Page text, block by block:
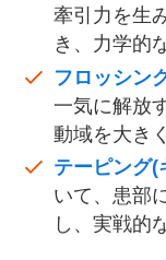
牽引力を生
き、力学的
フロッシン
一気に解放
動域を大き
テーピング(
いて、患部
し、実戦的